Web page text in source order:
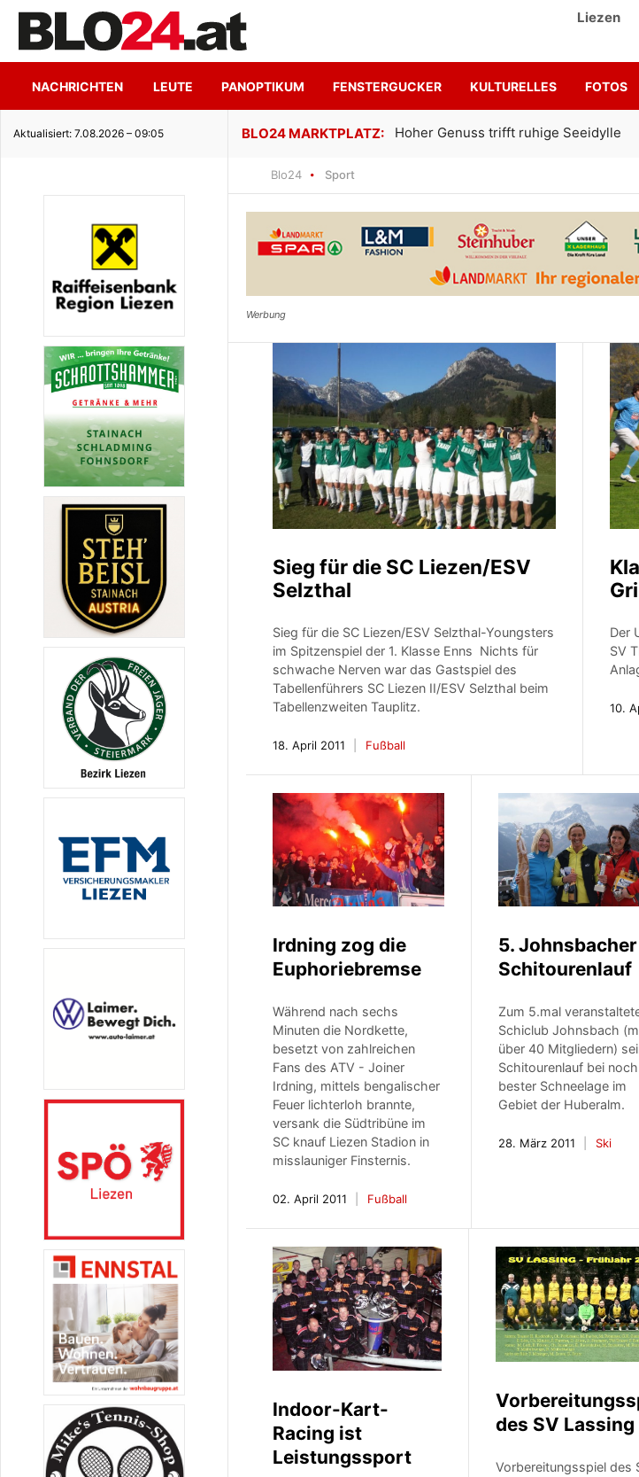
Liezen
NACHRICHTEN LEUTE PANOPTIKUM FENSTERGUCKER KULTURELLES FOTOS
Aktualisiert: 7.08.2026 – 09:05
Seeidylle Gemeinsam für den SK Sturm
Blo24 Sport
Sieg für die SC Liezen/ESV
Selzthal
Sieg für die SC Liezen/ESV Selzthal-Youngsters
im Spitzenspiel der 1. Klasse Enns Nichts für
schwache Nerven war das Gastspiel des
Tabellenführers SC Liezen II/ESV Selzthal beim
Tabellenzweiten Tauplitz.
18. April 2011 Fußball
Der
SV
10.
Irdning zog die
Euphoriebremse
Während nach sechs
Minuten die Nordkette,
besetzt von zahlreichen
Fans des ATV - Joiner
Irdning, mittels bengalischer
Feuer lichterloh brannte,
versank die Südtribüne im
SC knauf Liezen Stadion in
misslauniger Finsternis.
02. April 2011 Fußball
5. Johnsbacher
Schitourenlauf
Zum 5.mal
Schiclub Johnsbach
über 40 Mitgliedern)
Schitourenlauf bei noch
bester Schneelage im
Gebiet der Huberalm.
28. März 2011 Ski
Indoor-Kart-
Racing ist
Leistungssport
des SV Lassing
Vorbereitungsspiel des